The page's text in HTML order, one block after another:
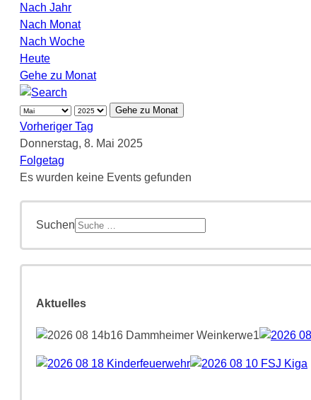
Nach Jahr
Nach Monat
Nach Woche
Heute
Gehe zu Monat
Gehe zu Monat
Vorheriger Tag
Donnerstag, 8. Mai 2025
Folgetag
Es wurden keine Events gefunden
Suchen
Aktuelles